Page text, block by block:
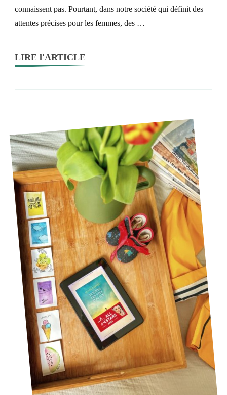
O’Porter
connaissent pas. Pourtant, dans notre société qui définit des
attentes précises pour les femmes, des …
LIRE l'ARTICLE